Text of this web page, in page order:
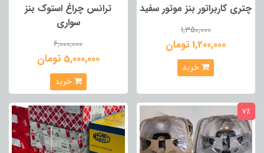
چتری کاربراتور بنز موتور سفید
1,350,000
1,200,000 تومان
خرید
ترانس چراغ استوک بنز
سواری
6,000,000
5,000,000 تومان
خرید
7٪